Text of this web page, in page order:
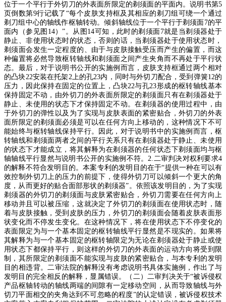
位于一个平行于外切刀的外表面所限定的剃须面的平面内。说明书第5
页倒数第9行记载了 “每个皮肤支持框及其相应的剃刀组可绕一个通过
剃刀组中心的轴线作枢轴转动。倾斜轴线位于一个平行于剃须面 7的平
面内（参见图 14）” 。从图 14可知，此时的剃须面 7就是当剃须器处于
静止、非使用状态时的状态，否则的话，当剃须器处于使用状态时，
剃须面会发生一定程度的、由于与皮肤接触受压而产生的偏置，而这
种偏置将必然导致枢转轴线和剃须面之间产生夹角而不再处于平行状
态。最后，对于说明书公开的实施例而言，皮肤支持框通过两个相对
的凸块22安装在托架 2 上的孔23内，同时与外切刀配合，受到弹簧12的
压力，因此保持在固定的位置上，凸块22与孔23形成的枢转轴线基本
保持固定不动，由外切刀的外表面所限定的剃须面只有在剃须器处于
静止、未使用的状态下才保持固定不动。在剃须器的使用过程中，由
于外切刀的弹性以及为了实现与皮肤表面的紧密贴合，外切刀的外表
面所限定的剃须面必须是可以在任何方向上移动的，这种情况下不可
能始终与枢转轴线保持平行。因此，对于说明书中的实施例而言，枢
转轴线和剃须面两者之间的平行关系只有在剃须器处于静止、未使用
的状态下才能成立，将其解释为在剃须器的任何状态下剃须面均与枢
轴轴线平行显然与说明书公开的实施例不符。 2. 二审判决对权利要求4
的解释不符合发明目的。本案专利的发明目的在于“提供一种在可以有
效控制外切刀上的压力的前提下，使得外切刀可以倾斜一个更大的角
度，从而更好的贴合面部形状的剃须器” 。依照该发明目的，为了实现
剃须器的外切刀的剃须面与皮肤紧密贴合，外切刀需要在任何方向上
移动并且可以被压缩，这就决定了外切刀的剃须面在使用状态时，随
着与皮肤接触，受到皮肤的压力，外切刀的剃须面会随着皮肤表面形
状变化而不停发生变化。在这种情况下，将在使用状态下不停变化的
表面限定为与一个基本固定的枢转轴线平行显然是不现实的。如果将
其解释为与一个基本固定的枢转轴限定为无论在剃须器处于静止或使
用状态下都保持平行，则这样的外切刀的外表面的运动方向将受到限
制，其所限定的剃须面不能实现与皮肤的紧密贴合，与本专利的发明
目的相违背。二审法院的解释没有考虑说明书具体实施例，作出了与
发明目的完全相反的解释，显属错误。（二）二审判决关于“被诉侵权
产品枢轴转动的轴线两端的间隙有一定移动空间，从而导致轴线与外
切刀平面相交的夹角达到不可忽略的程度”的认定错误，被诉侵权技术